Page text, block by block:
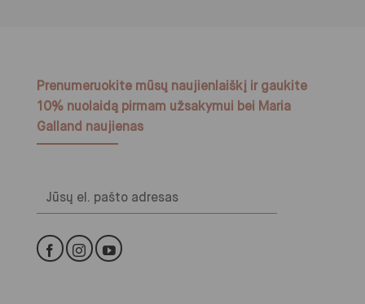
Prenumeruokite mūsų naujienlaiškį ir gaukite
10% nuolaidą pirmam užsakymui bei Maria
Galland naujienas